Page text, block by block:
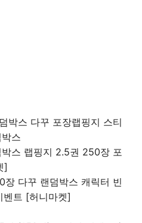
박스 다꾸 포장랩핑지 스티
스
스 랩핑지 2.5권 250장 포
]
다꾸 랜덤박스 캐릭터 빈
벤트 [허니마켓]